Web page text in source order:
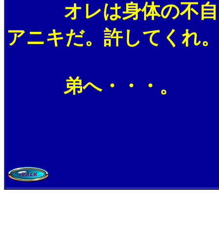
オレは身体の不自由
アニキだ。許してくれ
弟へ・・・。